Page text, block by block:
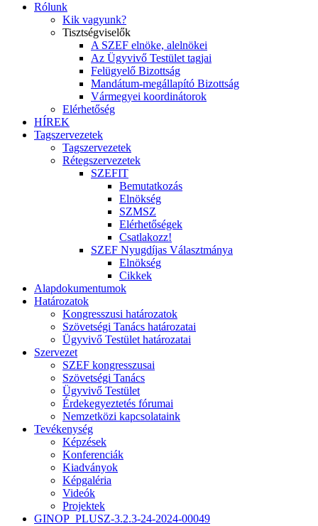
Rólunk
Kik vagyunk?
Tisztségviselők
A SZEF elnöke, alelnökei
Az Ügyvivő Testület tagjai
Felügyelő Bizottság
Mandátum-megállapító Bizottság
Vármegyei koordinátorok
Elérhetőség
HÍREK
Tagszervezetek
Tagszervezetek
Rétegszervezetek
SZEFIT
Bemutatkozás
Elnökség
SZMSZ
Elérhetőségek
Csatlakozz!
SZEF Nyugdíjas Választmánya
Elnökség
Cikkek
Alapdokumentumok
Határozatok
Kongresszusi határozatok
Szövetségi Tanács határozatai
Ügyvivő Testület határozatai
Szervezet
SZEF kongresszusai
Szövetségi Tanács
Ügyvivő Testület
Érdekegyeztetés fórumai
Nemzetközi kapcsolataink
Tevékenység
Képzések
Konferenciák
Kiadványok
Képgaléria
Videók
Projektek
GINOP_PLUSZ-3.2.3-24-2024-00049